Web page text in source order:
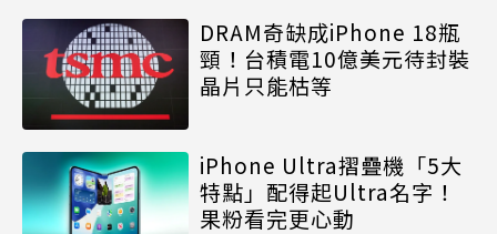
DRAM奇缺成iPhone 18瓶
頸！台積電10億美元待封裝
晶片只能枯等
iPhone Ultra摺疊機「5大
特點」配得起Ultra名字！
果粉看完更心動